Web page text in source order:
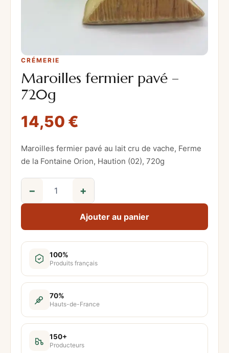
CRÉMERIE
Maroilles fermier pavé –
720g
14,50 €
Maroilles fermier pavé au lait cru de vache, Ferme
de la Fontaine Orion, Haution (02), 720g
u
a
− +
Ajouter au panier
100%
Produits français
70%
Hauts-de-France
150+
Producteurs